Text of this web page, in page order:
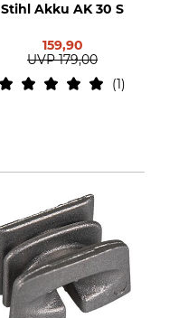
Stihl Akku AK 30 S
159,90
UVP 179,00
1